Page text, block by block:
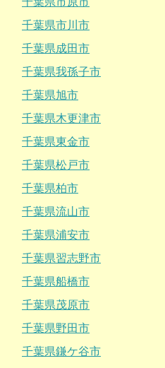
千葉県市川市
千葉県成田市
千葉県我孫子市
千葉県旭市
千葉県木更津市
千葉県東金市
千葉県松戸市
千葉県柏市
千葉県流山市
千葉県浦安市
千葉県習志野市
千葉県船橋市
千葉県茂原市
千葉県野田市
千葉県鎌ケ谷市